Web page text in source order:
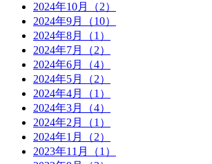
2024年10月（2）
2024年9月（10）
2024年8月（1）
2024年7月（2）
2024年6月（4）
2024年5月（2）
2024年4月（1）
2024年3月（4）
2024年2月（1）
2024年1月（2）
2023年11月（1）